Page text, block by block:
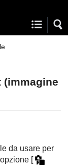
(immagine
da usare per
[